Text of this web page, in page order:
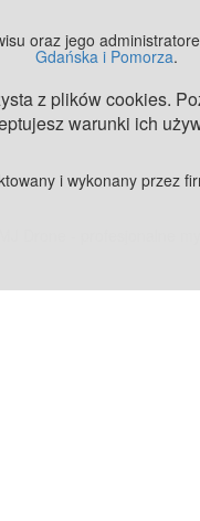
oraz jego
Gdańska i Pomorza.
z plików cookies.
warunki ich
i wykonany przez